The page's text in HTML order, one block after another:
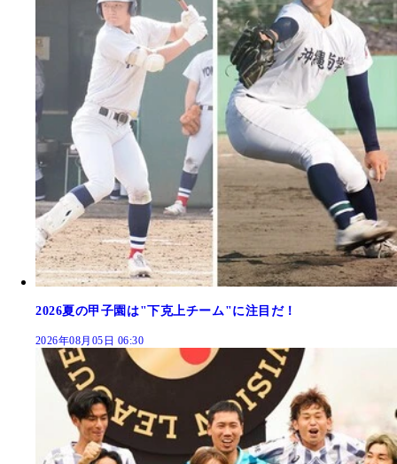
2026夏の甲子園は"下克上チーム"に注目だ！
2026年08月05日 06:30